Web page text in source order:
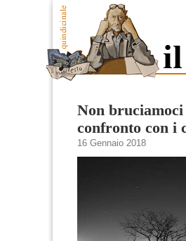
Non
confronto con i
16 Gennaio 2018